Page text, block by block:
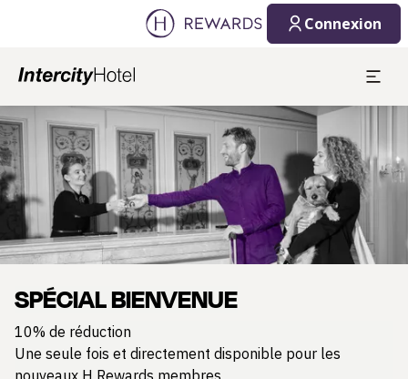
Connexion
Diapositive 1 de 1
SPÉCIAL BIENVENUE
10% de réduction
Une seule fois et directement disponible pour les